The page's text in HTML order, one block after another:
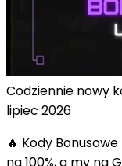
Codziennie nowy
lipiec 2026
🔥 Kody
na 100%, a my na